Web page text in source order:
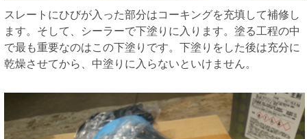
スレートにひびが入った部分はコーキングを充填して補修し
ます。そして、シーラーで下塗りに入ります。塗る工程の中
で最も重要なのはこの下塗りです。下塗りをした後は充分に
乾燥させてから、中塗りに入らないといけません。